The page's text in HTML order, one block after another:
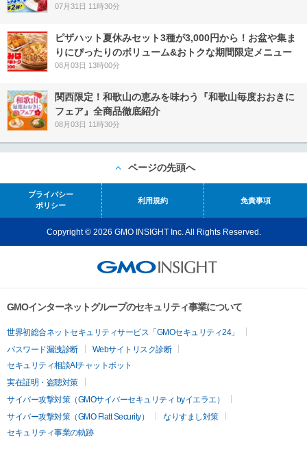
07月31日 11時30分
ピザハット夏休みセット3種が3,000円から！お盆や集ま
りにぴったりのボリューム&おトクな期間限定メニュー
08月03日 13時00分
関西限定！和歌山の恵みを味わう『和歌山毎度おおきに
フェア』全商品徹底紹介
08月03日 11時30分
ページの先頭へ
プライバシー
ポリシー
利用規約 免責事項
Copyright © 2026 GMO INSIGHT Inc. All Rights Reserved.
GMOインターネットグループのセキュリティ事業について
世界初総合ネットセキュリティサービス「GMOセキュリティ24」
パスワード漏洩診断
Webサイトリスク診断
セキュリティ相談AIチャットボット
実在証明・盗聴対策
サイバー攻撃対策（GMOサイバーセキュリティ byイエラエ）
サイバー攻撃対策（GMO Flatt Security）
なりすまし対策
セキュリティ事業の軌跡